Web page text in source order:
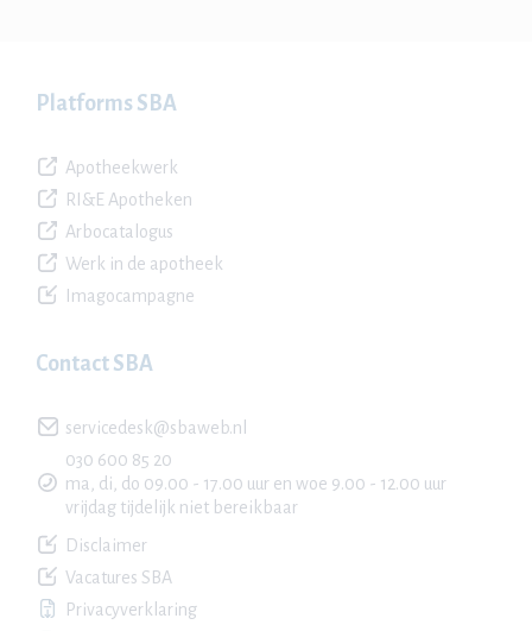
Platforms SBA
Apotheekwerk
RI&E Apotheken
Arbocatalogus
Werk in de apotheek
Imagocampagne
Contact SBA
servicedesk@sbaweb.nl
030 600 85 20
ma, di, do 09.00 - 17.00 uur en woe 9.00 - 12.00 uur
vrijdag tijdelijk niet bereikbaar
Disclaimer
Vacatures SBA
Privacyverklaring